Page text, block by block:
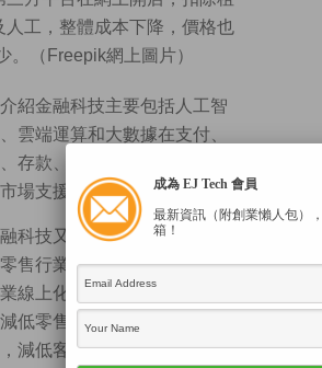
人工，整體成本下降，價格也
。（Freepik網上圖片）
紹金融科技主要包括人工智
雲端運算和大數據在支付、
存款、借貸及集資、保險、
場支援方面等的應用。
科技又是什麼？金融科技說
售行業線下轉線上的概念一
線上化作了兩樣重要的東
低零售成本（租金及人
減低客人的訊息成本，簡單
成為 EJ Tech 會員
最新資訊（附創業懶人包）
箱！